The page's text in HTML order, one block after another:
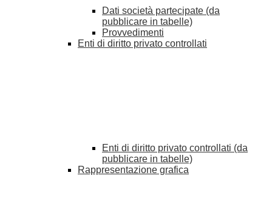
Dati società partecipate (da
pubblicare in tabelle)
Provvedimenti
Enti di diritto privato controllati
Enti di diritto privato controllati (da
pubblicare in tabelle)
Rappresentazione grafica